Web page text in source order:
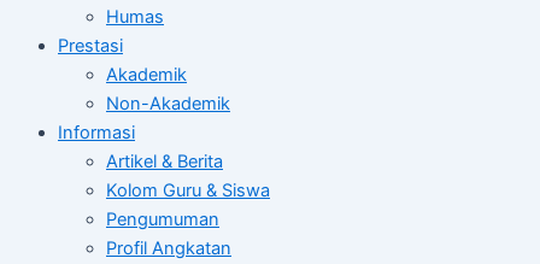
Humas
Prestasi
Akademik
Non-Akademik
Informasi
Artikel & Berita
Kolom Guru & Siswa
Pengumuman
Profil Angkatan